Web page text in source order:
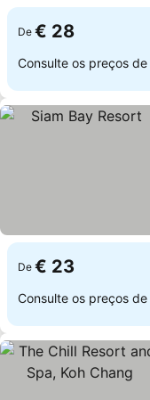
De € 28
Consulte os preços de
De € 23
Consulte os preços de